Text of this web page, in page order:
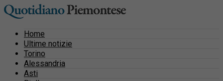
Home
Ultime notizie
Torino
Alessandria
Asti